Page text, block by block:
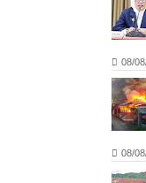
08/
08/